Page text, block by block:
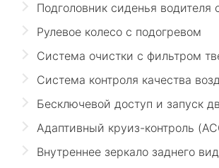
Подголовник сиденья водителя
Рулевое колесо с подогревом
Система очистки с фильтром
Система контроля качества
Бесключевой доступ и запуск
Адаптивный круиз-контроль
Внутреннее зеркало заднего